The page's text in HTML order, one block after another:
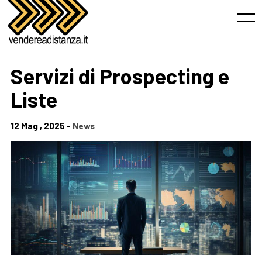
Skip
content
Menu
Servizi di Prospecting e
Liste
12 Mag , 2025 - News